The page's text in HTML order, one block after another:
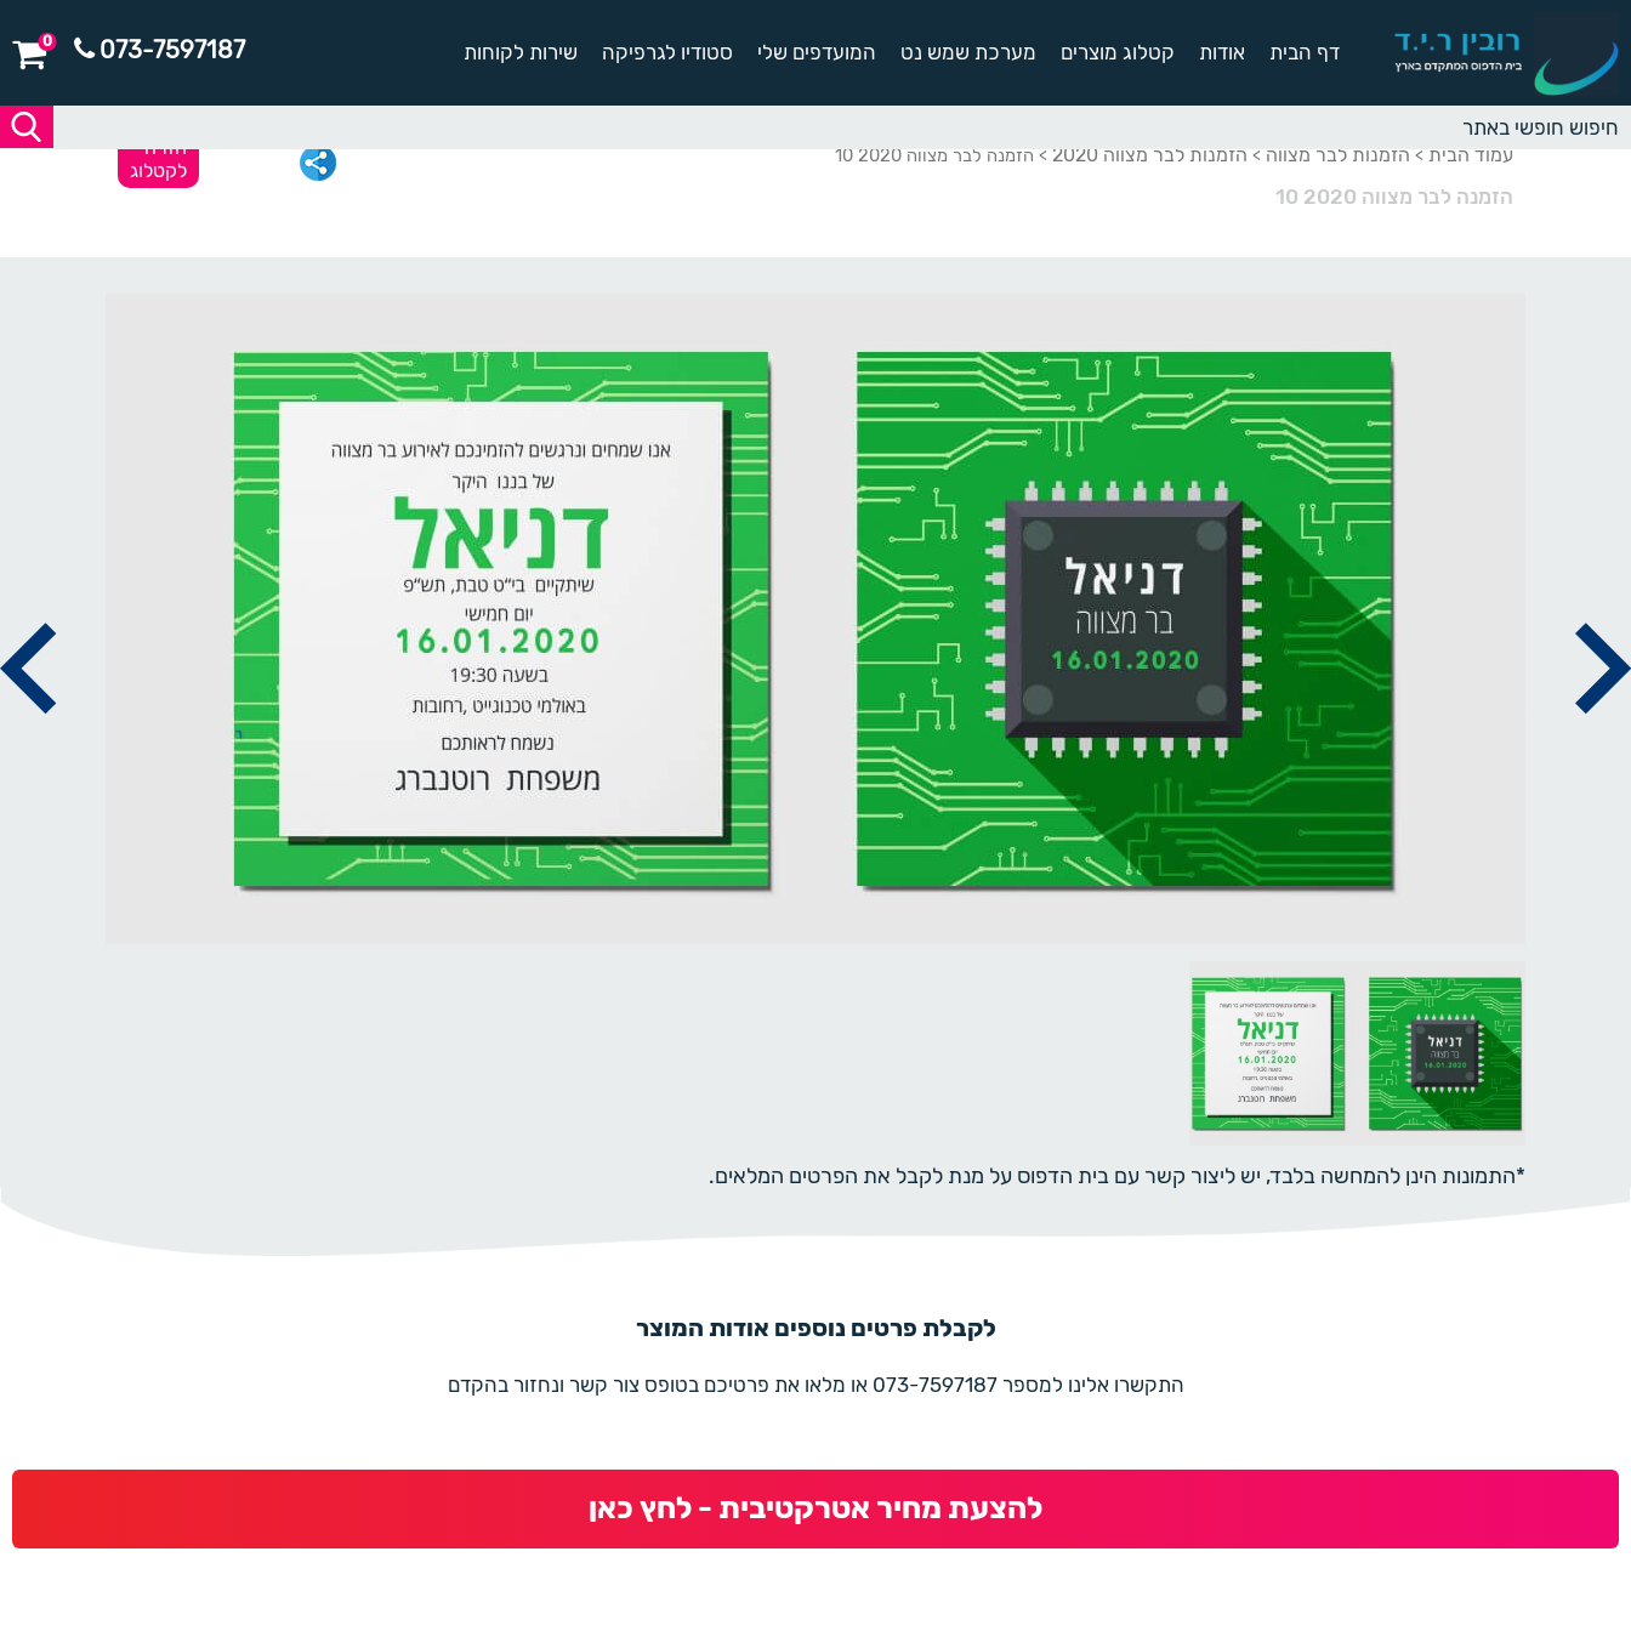
דף הבית אודות קטלוג מוצרים מערכת שמש נט המועדפים שלי סטודיו לגרפיקה שירות לקוחות 073-7597187
0
עמוד הבית > הזמנות לבר מצווה > הזמנות לבר מצווה 2020 > הזמנה לבר מצווה 2020 10
הזמנה לבר מצווה 2020 10
חזרה
לקטלוג
*התמונות הינן להמחשה בלבד, יש ליצור קשר עם בית הדפוס על מנת לקבל את הפרטים המלאים.
לקבלת פרטים נוספים אודות המוצר
התקשרו אלינו למספר 073-7597187 או מלאו את פרטיכם בטופס צור קשר ונחזור בהקדם
להצעת מחיר אטרקטיבית - לחץ כאן